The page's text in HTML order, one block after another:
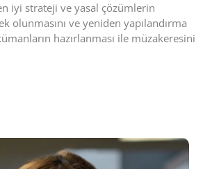
iyi strateji ve yasal çözümlerin
olunmasını ve yeniden yapılandırma
hazırlanması ile müzakeresini